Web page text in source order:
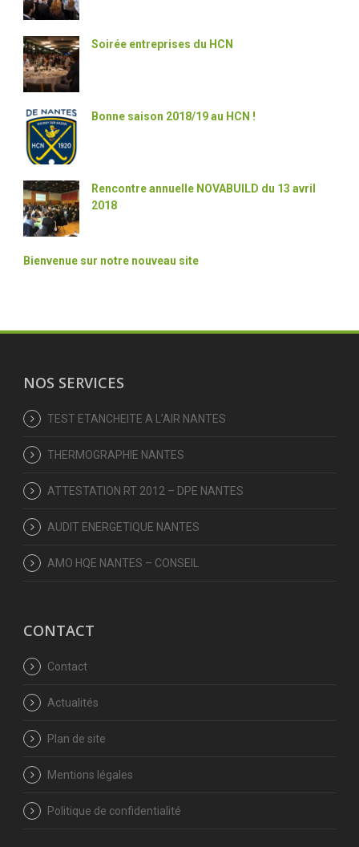
Soirée entreprises du HCN
Bonne saison 2018/19 au HCN !
Rencontre annuelle NOVABUILD du 13 avril
2018
Bienvenue sur notre nouveau site
NOS SERVICES
TEST ETANCHEITE A L’AIR NANTES
THERMOGRAPHIE NANTES
ATTESTATION RT 2012 – DPE NANTES
AUDIT ENERGETIQUE NANTES
AMO HQE NANTES – CONSEIL
CONTACT
Contact
Actualités
Plan de site
Mentions légales
Politique de confidentialité